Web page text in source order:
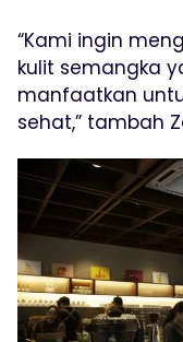
“Kami ingin
kulit semangka
manfaatkan
sehat,” tambah